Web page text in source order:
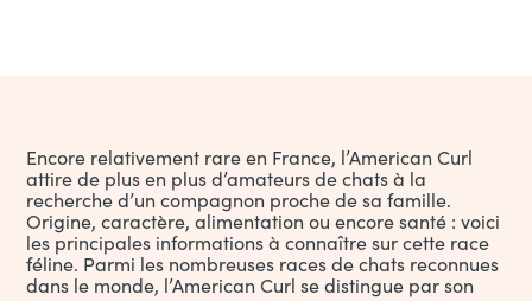
Encore relativement rare en France, l’American Curl
attire de plus en plus d’amateurs de chats à la
recherche d’un compagnon proche de sa famille.
Origine, caractère, alimentation ou encore santé : voici
les principales informations à connaître sur cette race
féline. Parmi les nombreuses races de chats reconnues
dans le monde, l’American Curl se distingue par son